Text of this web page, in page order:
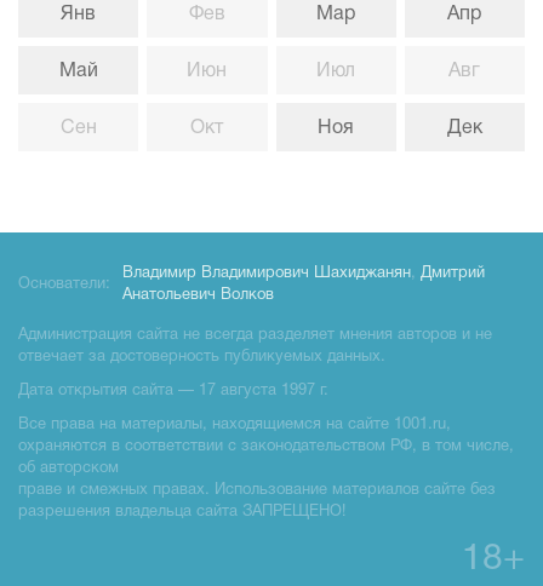
Янв
Май
Сен
Фев
Июн
Окт
Мар
Июл
Ноя
Апр
Авг
Дек
Основатели:
Владимир Владимирович Шахиджанян, Дмитрий
Анатольевич Волков
Администрация сайта не всегда разделяет мнения авторов и не
отвечает за достоверность публикуемых данных.
Дата открытия сайта — 17 августа 1997 г.
Все права на материалы, находящиемся на сайте 1001.ru,
охраняются в соответствии с законодательством РФ, в том числе,
об авторском
праве и смежных правах. Использование материалов сайте без
разрешения владельца сайта ЗАПРЕЩЕНО!
18+